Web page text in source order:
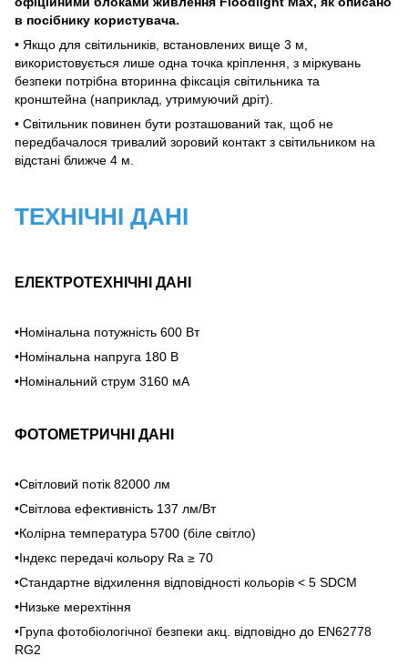
в посібнику користувача.
• Якщо для світильників, встановлених вище 3 м,
використовується лише одна точка кріплення, з міркувань
безпеки потрібна вторинна фіксація світильника та
кронштейна (наприклад, утримуючий дріт).
• Світильник повинен бути розташований так, щоб не
передбачалося тривалий зоровий контакт з світильником на
відстані ближче 4 м.
ТЕХНІЧНІ ДАНІ
ЕЛЕКТРОТЕХНІЧНІ ДАНІ
•Номінальна потужність 600 Вт
•Номінальна напруга 180 В
•Номінальний струм 3160 мА
ФОТОМЕТРИЧНІ ДАНІ
•Світловий потік 82000 лм
•Світлова ефективність 137 лм/Вт
•Колірна температура 5700 (біле світло)
•Індекс передачі кольору Ra ≥ 70
•Стандартне відхилення відповідності кольорів < 5 SDCM
•Низьке мерехтіння
•Група фотобіологічної безпеки акц. відповідно до EN62778
RG2